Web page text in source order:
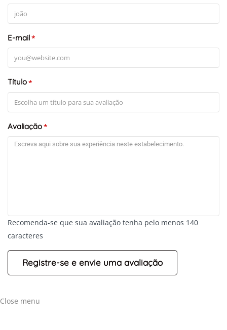
E-mail*
Título*
Avaliação*
Recomenda-se que sua avaliação tenha pelo menos 140
caracteres
Close menu